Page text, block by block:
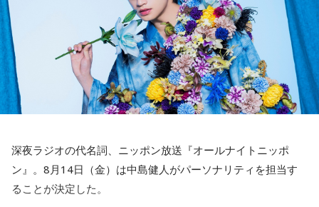
山田「痛かったですし、手術のタイミングはすごく悩んだの
ですが、3月9日に手術をさせていただいた。痛いままプレー
をしていても成績も上がらないですし、自分としても不安を
抱えながらプレーをするのは嫌だったので、できるだけ早く
手術をして、早く復帰ができるようにというので決断しまし
た」
山田「痛みがない範囲でできていたのですが、痛みの場所が
動いてしまって、数ミリでも痛みの場所が動くだけで痛みが
変わってくるので」
深夜ラジオの代名詞、ニッポン放送『オールナイトニッポ
ン』。8月14日（金）は中島健人がパーソナリティを担当す
ることが決定した。